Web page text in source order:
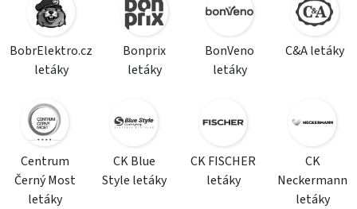
BobrElektro.cz
letáky
Bonprix
letáky
BonVeno
letáky
C&A letáky
Centrum
Černý Most
letáky
CK Blue
Style letáky
CK FISCHER
letáky
CK
Neckermann
letáky